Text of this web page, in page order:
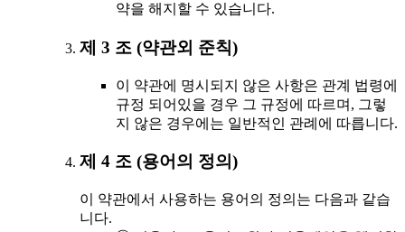
약을 해지할 수 있습니다.
제 3 조 (약관외 준칙)
이 약관에 명시되지 않은 사항은 관계 법령에
규정 되어있을 경우 그 규정에 따르며, 그렇
지 않은 경우에는 일반적인 관례에 따릅니다.
제 4 조 (용어의 정의)
이 약관에서 사용하는 용어의 정의는 다음과 같습
니다.